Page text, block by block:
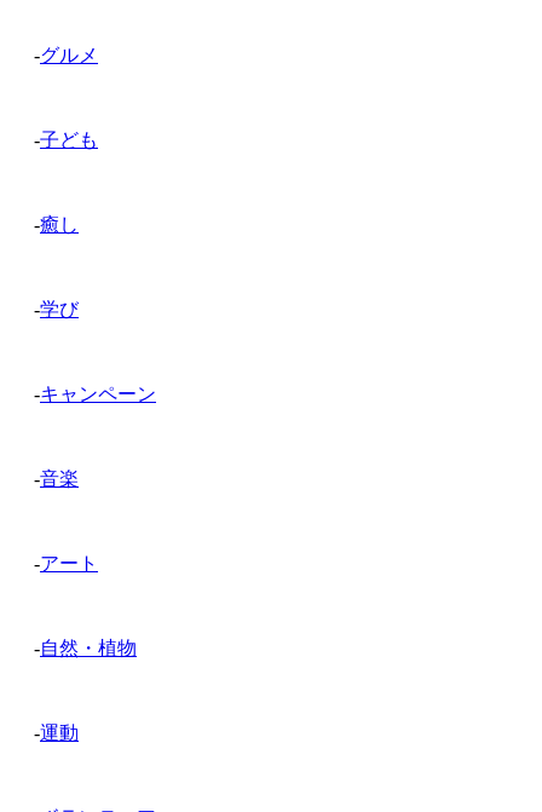
-グルメ
-子ども
-癒し
-学び
-キャンペーン
-音楽
-アート
-自然・植物
-運動